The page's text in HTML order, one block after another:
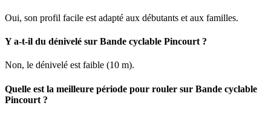
Oui, son profil facile est adapté aux débutants et aux familles.
Y a-t-il du dénivelé sur Bande cyclable Pincourt ?
Non, le dénivelé est faible (10 m).
Quelle est la meilleure période pour rouler sur Bande cyclable
Pincourt ?